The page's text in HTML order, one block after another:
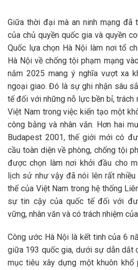
Giữa thời đại mà an ninh mạng đã
của chủ quyền quốc gia và quyền
Quốc lựa chọn Hà Nội làm nơi tổ
Hà Nội về chống tội phạm mạng
năm 2025 mang ý nghĩa vượt xa
ngoại giao. Đó là sự ghi nhận sâu
tế đối với những nỗ lực bền bỉ, trách
Việt Nam trong việc kiến tạo một
công bằng và nhân văn. Hơn hai
Budapest 2001, thế giới mới có
cầu toàn diện về phòng, chống tội
được chọn làm nơi khởi đầu cho
lịch sử như vậy đã nói lên rất
thế của Việt Nam trong hệ thống
sự tin cậy của quốc tế đối với
vững, nhân văn và có trách nhiệm
Công ước Hà Nội là kết tinh của 6
giữa 193 quốc gia, dưới sự dẫn dắt
mục tiêu xây dựng một khuôn khổ